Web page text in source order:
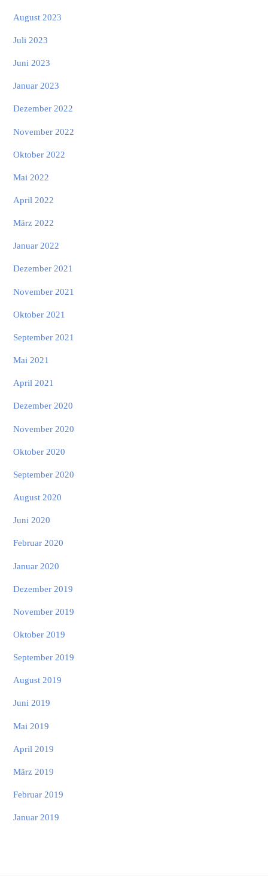
August 2023
Juli 2023
Juni 2023
Januar 2023
Dezember 2022
November 2022
Oktober 2022
Mai 2022
April 2022
März 2022
Januar 2022
Dezember 2021
November 2021
Oktober 2021
September 2021
Mai 2021
April 2021
Dezember 2020
November 2020
Oktober 2020
September 2020
August 2020
Juni 2020
Februar 2020
Januar 2020
Dezember 2019
November 2019
Oktober 2019
September 2019
August 2019
Juni 2019
Mai 2019
April 2019
März 2019
Februar 2019
Januar 2019